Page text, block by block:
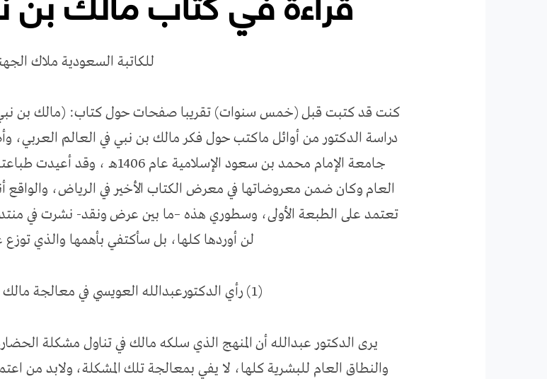
للكاتبة السعودية ملاك
كنت قد كتبت قبل (خمس سنوات) تقريبا صفحات حول كتاب: (مالك بن نبي-
دراسة الدكتور من أوائل ماكتب حول فكر مالك بن نبي في العالم العربي،
جامعة الإمام محمد بن سعود
العام وكان ضمن معروضاتها في معرض الكتاب الأخير في الرياض، والواقع
تعتمد على الطبعة الأولى، وسطوري هذه –ما بين عرض ونقد- نشرت في
لن أوردها كلها، بل سأكتفي بأهمها والذي توزع
(1) رأي الدكتورعبدالله العويسي في معالجة مالك بن نبي لمشكلة الحضارة
يرى الدكتور عبدالله أن المنهج الذي سلكه مالك في تناول مشكلة
والنطاق العام للبشرية كلها، لا يفي بمعالجة تلك المشكلة، ولابد من